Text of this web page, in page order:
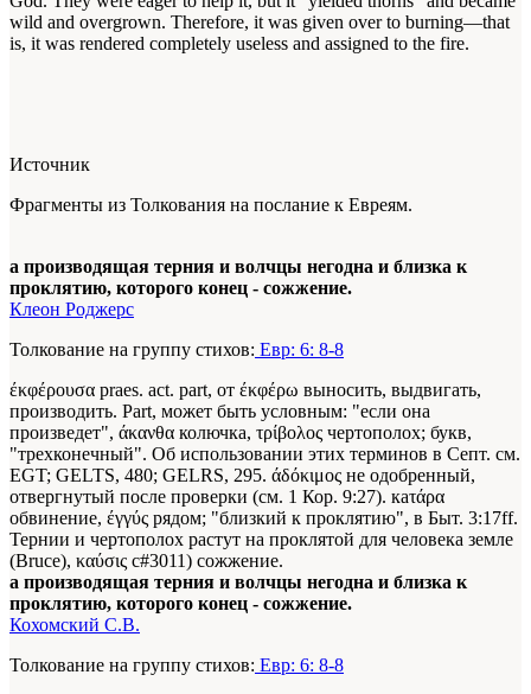
wild and overgrown. Therefore, it was given over to burning—that
is, it was rendered completely useless and assigned to the fire.
Источник
Фрагменты из Толкования на послание к Евреям.
а производящая терния и волчцы негодна и близка к
проклятию, которого конец - сожжение.
Клеон Роджерс
Толкование на группу стихов: Евр: 6: 8-8
έκφέρουσα praes. act. part, от έκφέρω выносить, выдвигать,
производить. Part, может быть условным: "если она
произведет", άκανθα колючка, τρίβολος чертополох; букв,
"трехконечный". Об использовании этих терминов в Септ. см.
EGT; GELTS, 480; GELRS, 295. άδόκιμος не одобренный,
отвергнутый после проверки (см. 1 Кор. 9:27). каτάρα
обвинение, έγγύς рядом; "близкий к проклятию", в Быт. 3:17ff.
Тернии и чертополох растут на проклятой для человека земле
(Bruce), καύσις с#3011) сожжение.
а производящая терния и волчцы негодна и близка к
проклятию, которого конец - сожжение.
Кохомский С.В.
Толкование на группу стихов: Евр: 6: 8-8